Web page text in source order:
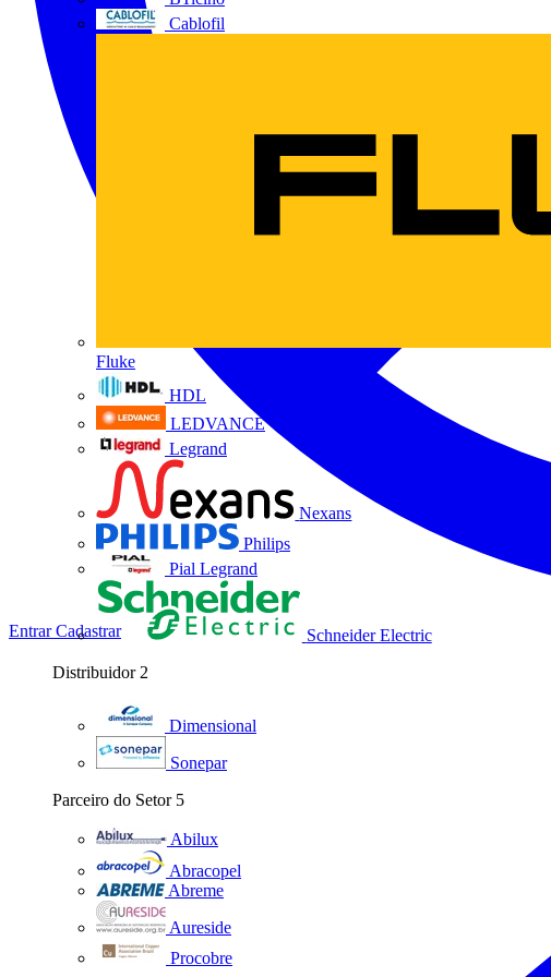
Cablofil
Fluke
HDL
LEDVANCE
Legrand
Nexans
Philips
Pial Legrand
Schneider Electric
Distribuidor 2
Dimensional
Sonepar
Parceiro do Setor 5
Abilux
Abracopel
Abreme
Aureside
Procobre
EntrarCadastrar